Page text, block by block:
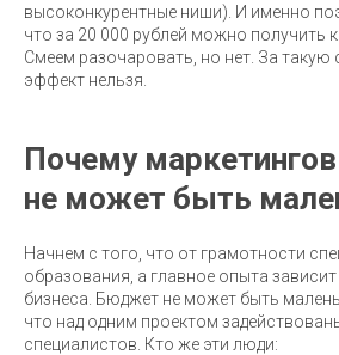
высоконкурентные ниши). И именно
что за 20 000 рублей можно получить
Смеем разочаровать, но нет. За такую
эффект нельзя.
Почему
не может быть
Начнем с того, что от грамотности
образования, а главное опыта
бизнеса. Бюджет не может быть
что над одним проектом
специалистов. Кто же эти люди: